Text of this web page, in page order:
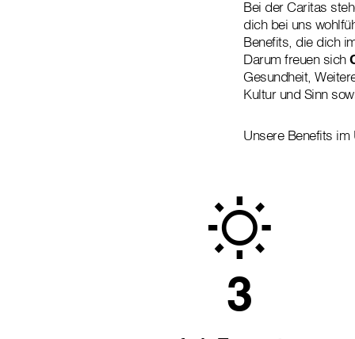
Bei der Caritas
dich bei uns
Benefits, die dich
Darum freuen sich
Gesundheit,
Kultur und Sinn
Unsere Benefits im
3